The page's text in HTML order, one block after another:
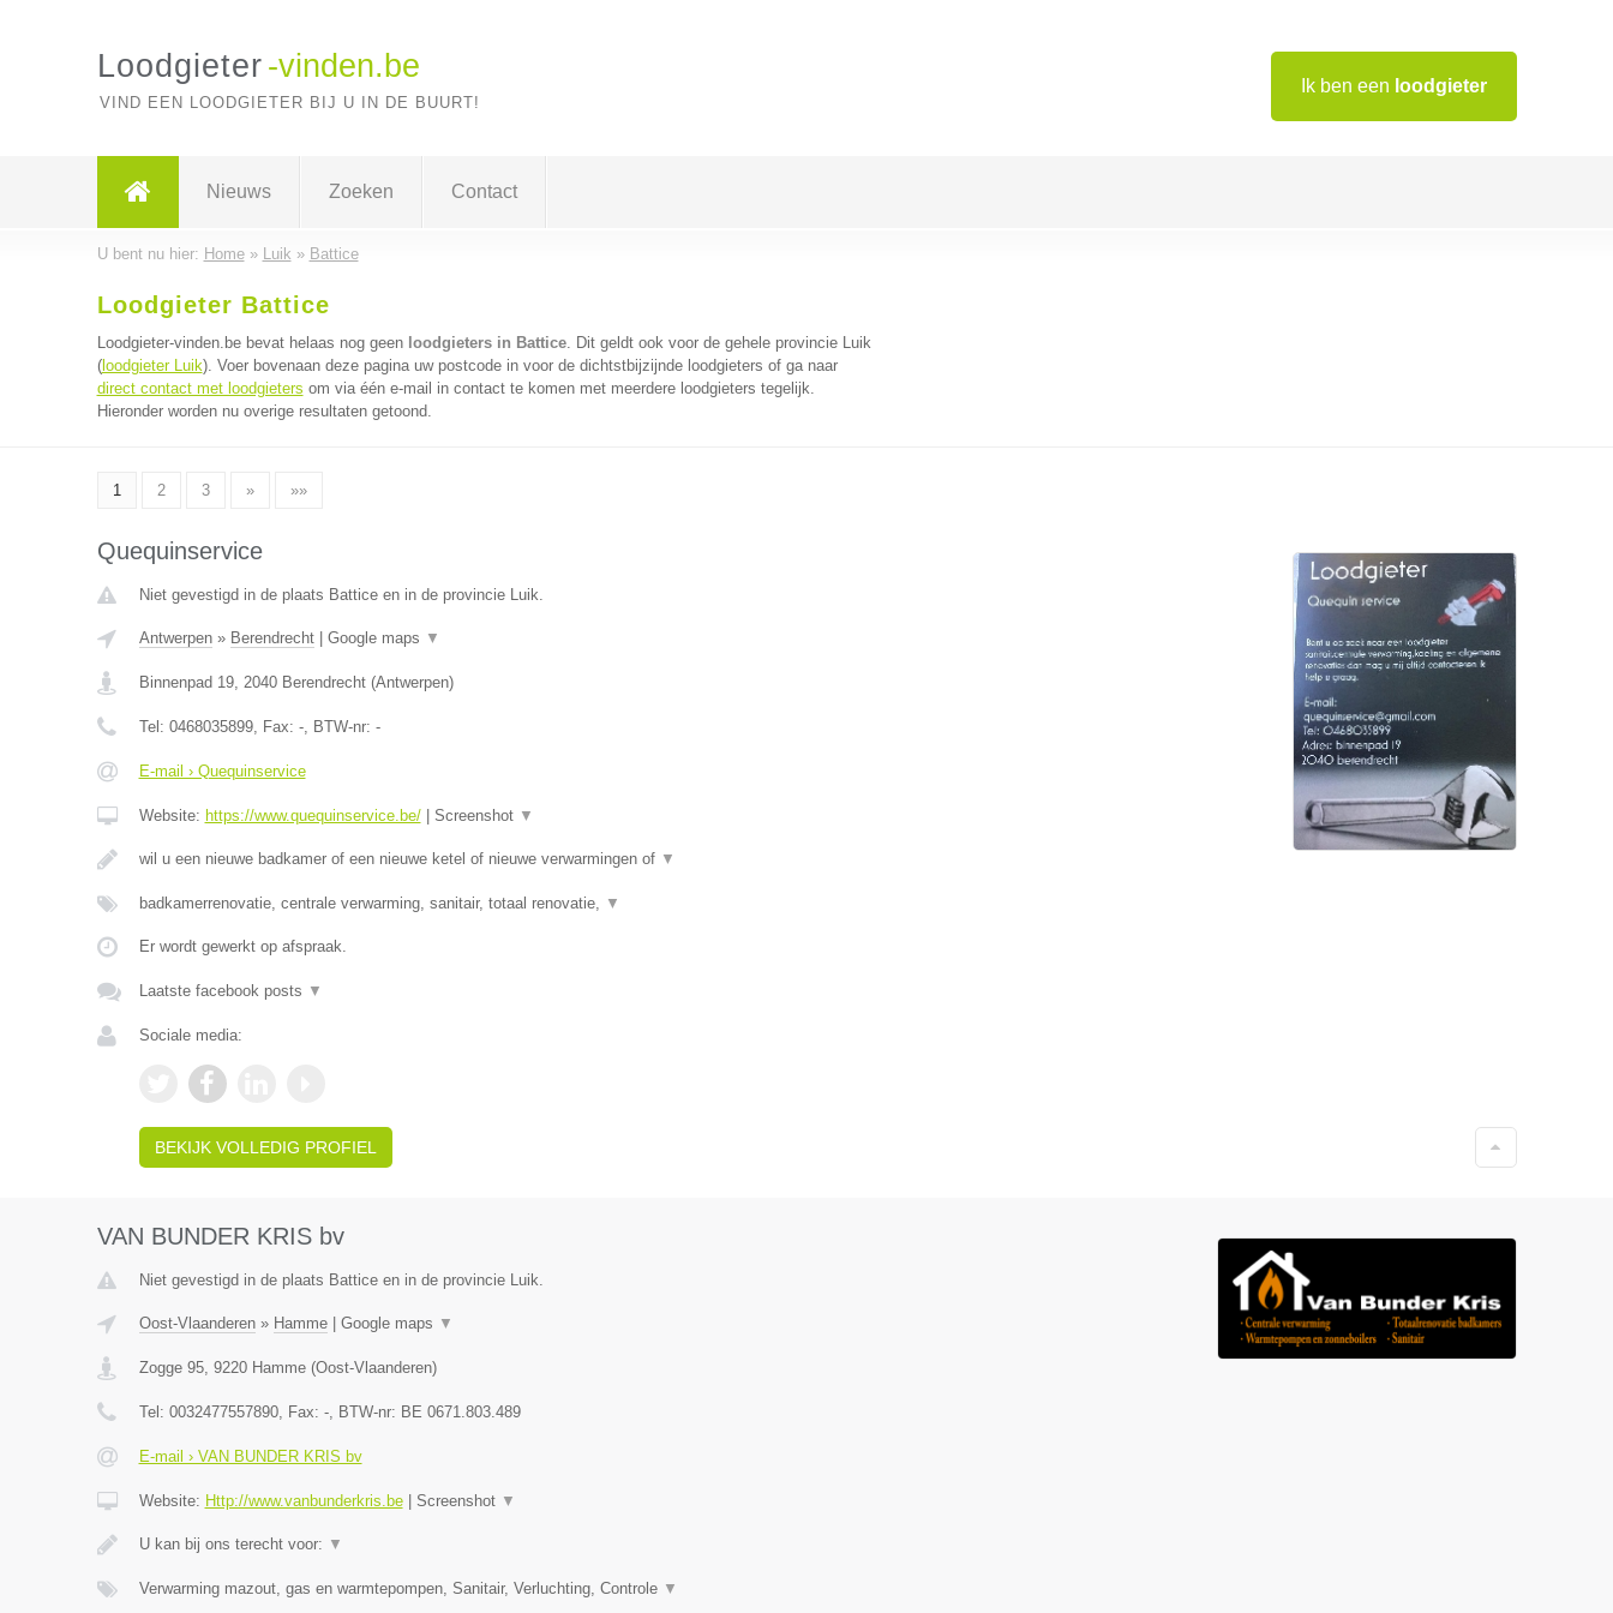
Ik ben een loodgieter
Loodgieter -vinden.be
VIND EEN LOODGIETER BIJ U IN DE BUURT!
Nieuws Zoeken Contact
U bent nu hier: Home» Luik » Battice
Loodgieter Battice
Loodgieter-vinden.be bevat helaas nog geen loodgieters in Battice. Dit geldt ook voor de gehele provincie Luik
(loodgieter Luik). Voer bovenaan deze pagina uw postcode in voor de dichtstbijzijnde loodgieters of ga naar
direct contact met loodgieters om via één e-mail in contact te komen met meerdere loodgieters tegelijk.
Hieronder worden nu overige resultaten getoond.
1 2 3 » »»
Quequinservice
Niet gevestigd in de plaats Battice en in de provincie Luik.
Antwerpen» Berendrecht| Google maps ▼
Binnenpad 19, 2040 Berendrecht(Antwerpen)
Tel: 0468035899, Fax: -, BTW-nr: -
E-mail › Quequinservice
Website: https://www.quequinservice.be/| Screenshot ▼
wil u een nieuwe badkamer of een nieuwe ketel of nieuwe verwarmingen of ▼
badkamerrenovatie, centrale verwarming, sanitair, totaal renovatie, ▼
Er wordt gewerkt op afspraak.
Laatste facebook posts ▼
Sociale media:
BEKIJK VOLLEDIG PROFIEL
VAN BUNDER KRIS bv
Niet gevestigd in de plaats Battice en in de provincie Luik.
Oost-Vlaanderen» Hamme| Google maps ▼
Zogge 95, 9220 Hamme(Oost-Vlaanderen)
Tel: 0032477557890, Fax: -, BTW-nr: BE 0671.803.489
E-mail › VAN BUNDER KRIS bv
Website: Http://www.vanbunderkris.be| Screenshot ▼
U kan bij ons terecht voor: ▼
Verwarming mazout, gas en warmtepompen, Sanitair, Verluchting, Controle ▼